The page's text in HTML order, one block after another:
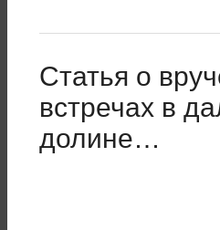
Статья о
встречах в
долине…